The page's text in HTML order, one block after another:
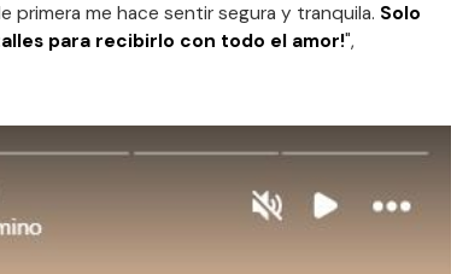
primera me hace sentir segura y tranquila. Solo
para recibirlo con todo el amor!",